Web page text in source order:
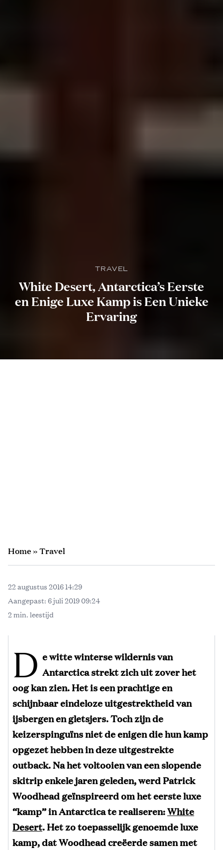
TRAVEL
White Desert, Antarctica’s Eerste
en Enige Luxe Kamp is Een Unieke
Ervaring
Home»Travel
22 augustus 2016 14:29
Aangepast: 6 juli 2019 09:24
2 min. leestijd
D e witte winterse wildernis van
Antarctica strekt zich uit zover het
oog kan zien. Het is een prachtige en
schijnbaar eindeloze uitgestrektheid van
ijsbergen en gletsjers. Toch zijn de
keizerspinguïns niet de enigen die hun kamp
opgezet hebben in deze uitgestrekte
outback. Na het voltooien van een slopende
skitrip enkele jaren geleden, werd Patrick
Woodhead geïnspireerd om het eerste luxe
“kamp” in Antarctica te realiseren:White
Desert. Het zo toepasselijk genoemde luxe
kamp, dat Woodhead creëerde samen met